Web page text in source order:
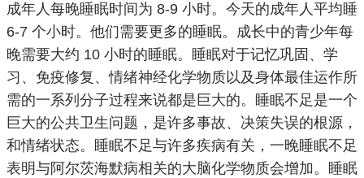
成年人每晚睡眠时间为 8-9 小时。 今天的成年人平均睡
6-7 个小时。 他们需要更多的睡眠。 成长中的青少年每
晚需要大约 10 小时的睡眠。 睡眠对于记忆巩固、学
习、免疫修复、情绪神经化学物质以及身体最佳运作所
需的一系列分子过程来说都是巨大的。 睡眠不足是一个
巨大的公共卫生问题，是许多事故、 决策失误的根源 ，
和情绪状态。 睡眠不足与许多疾病有关，一晚睡眠不足
表明与阿尔茨海默病相关的大脑化学物质会增加。 睡眠